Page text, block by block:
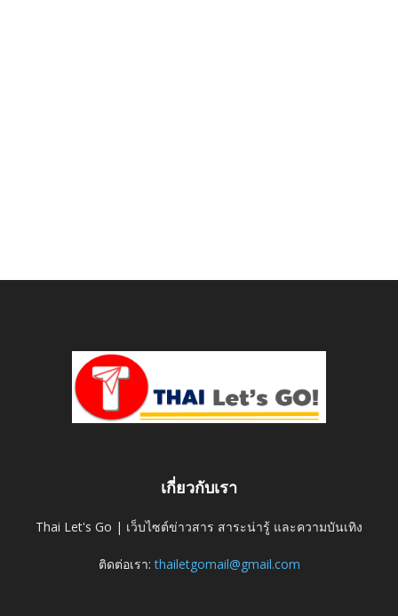
เกี่ยวกับเรา
Thai Let's Go | เว็บไซต์ข่าวสาร สาระน่ารู้ และความบันเทิง
ติดต่อเรา:thailetgomail@gmail.com